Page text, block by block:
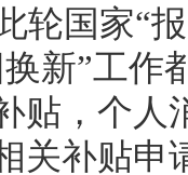
轮国家“
新”工作
贴，个人
关补贴申